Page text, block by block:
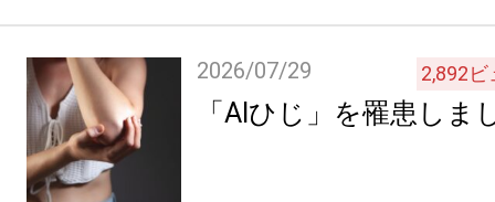
2026/07/29 2,892ビ
「AIひじ」を罹患しま